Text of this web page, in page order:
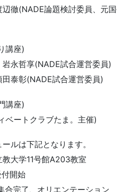
徹(NADE論題検討委員、元
講座)
永哲享(NADE試合運営委員)
泰彰(NADE試合運営委員)
講座)
ベートクラブたま。主催)
ルは下記となります。
大学11号館A203教室
開始
完了、オリエンテーション